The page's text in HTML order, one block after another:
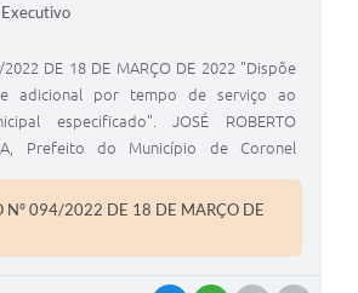
Executivo
2022 DE 18 DE MARÇO DE 2022 "Dispõe
adicional por tempo de serviço ao
especificado". JOSÉ ROBERTO
Prefeito do Município de Coronel
Nº 094/2022 DE 18 DE MARÇO DE